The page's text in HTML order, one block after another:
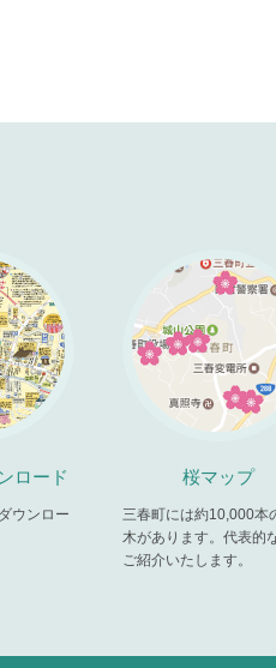
ロード
ウンロー
桜マップ
三春町には約10,000本
木があります。代表的
ご紹介いたします。